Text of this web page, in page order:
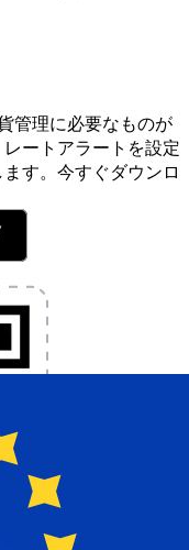
管理に必要なものが
ートアラートを設定
す。今すぐダウンロ